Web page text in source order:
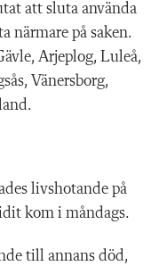
att sluta använda
närmare på saken.
Arjeplog, Luleå,
Vänersborg,
livshotande på
kom i måndags.
till annans död,